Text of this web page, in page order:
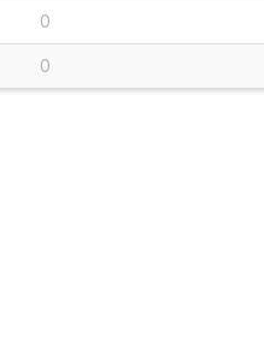
0
0